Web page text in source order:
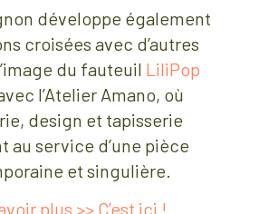
développe également
croisées avec d’autres
du fauteuil LiliPop
l’Atelier Amano, où
design et tapisserie
au service d’une pièce
et singulière.
plus >> C’est ici !